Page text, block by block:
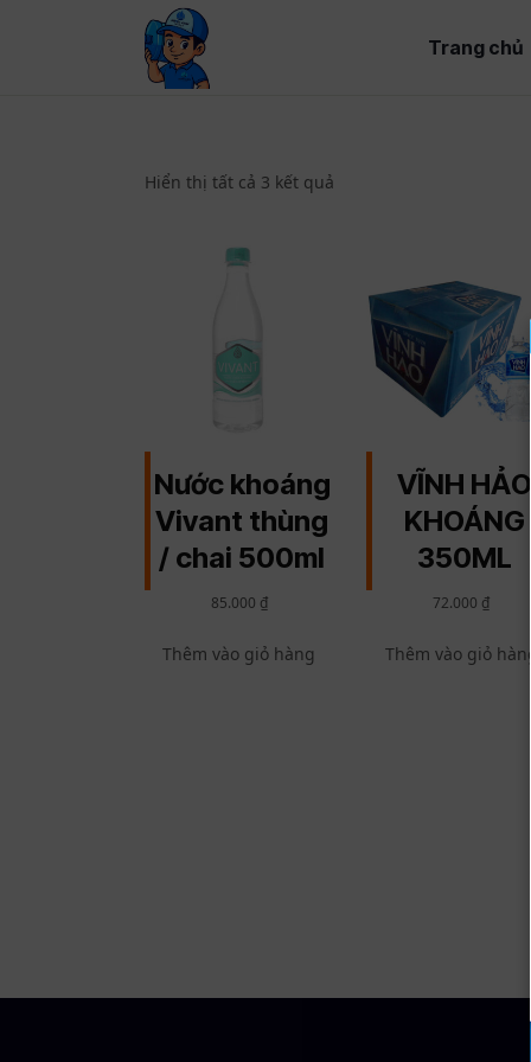
Trang chủ
Hiển thị tất cả 3 kết quả
Nước khoáng
Vivant thùng
/ chai 500ml
85.000 ₫
Thêm vào giỏ hàng
VĨNH HẢO
KHOÁNG
350ML
72.000 ₫
Thêm vào giỏ hàng